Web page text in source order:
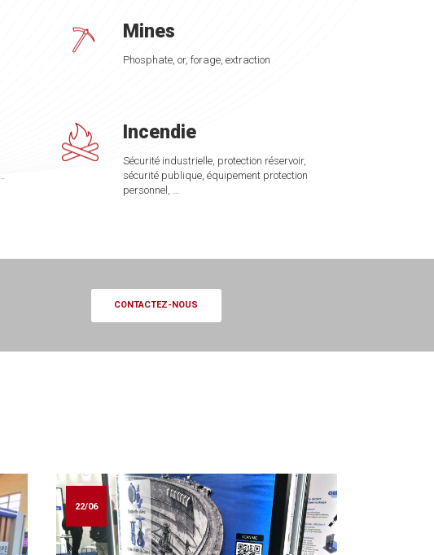
Mines
Phosphate, or, forage, extraction
Incendie
Sécurité industrielle, protection réservoir,
sécurité publique, équipement protection
personnel, …
CONTACTEZ-NOUS
22/06